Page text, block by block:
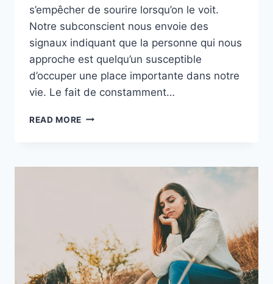
s’empêcher de sourire lorsqu’on le voit.
Notre subconscient nous envoie des
signaux indiquant que la personne qui nous
approche est quelqu’un susceptible
d’occuper une place importante dans notre
vie. Le fait de constamment…
READ MORE 6
QU’IL
SENTIMENTS
POUR
VOUS